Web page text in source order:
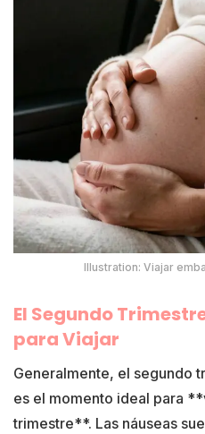
Illustration: Viajar
El Segundo
para Viajar
Generalmente, el segundo
es el momento ideal para
trimestre**. Las náuseas